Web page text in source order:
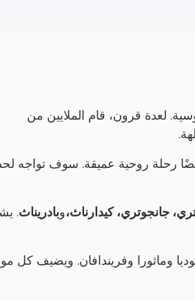
لعدة قرون، قام الملايين من
رحلة روحية عميقة. سوف تواجه
جانجوتري، كيدارناث،وبادريناث.
وماثورا وفريندافان. ويضيف كل